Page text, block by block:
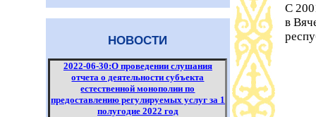
НОВОСТИ
2022-06-30:О проведении слушания
отчета о деятельности субъекта
естественной монополии по
предоставлению регулируемых услуг за 1
полугодие 2022 год
С
в